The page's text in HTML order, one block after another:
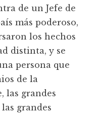
de un Jefe de
más poderoso,
los hechos
distinta, y se
persona que
de la
las grandes
grandes